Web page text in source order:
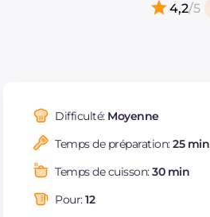
4,2/5
Difficulté: Moyenne
Temps de préparation:25 min
Temps de cuisson:30 min
Pour:12